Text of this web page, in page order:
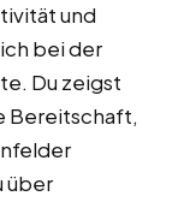
und
bei der
Du zeigst
Bereitschaft,
über